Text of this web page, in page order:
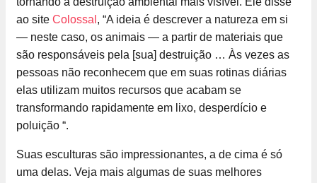
ao site Colossal , “A ideia é descrever a natureza em si
— neste caso, os animais — a partir de materiais que
são responsáveis pela [sua] destruição … Às vezes as
pessoas não reconhecem que em suas rotinas diárias
elas utilizam muitos recursos que acabam se
transformando rapidamente em lixo, desperdício e
poluição “.
Suas esculturas são impressionantes, a de cima é só
uma delas. Veja mais algumas de suas melhores